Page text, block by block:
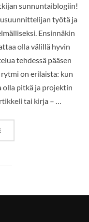
sunnuntaiblogiin!
työtä ja
Ensinnäkin
olla välillä hyvin
tehdessä pääsen
on erilaista: kun
olla pitkä ja projektin
tai kirja – …